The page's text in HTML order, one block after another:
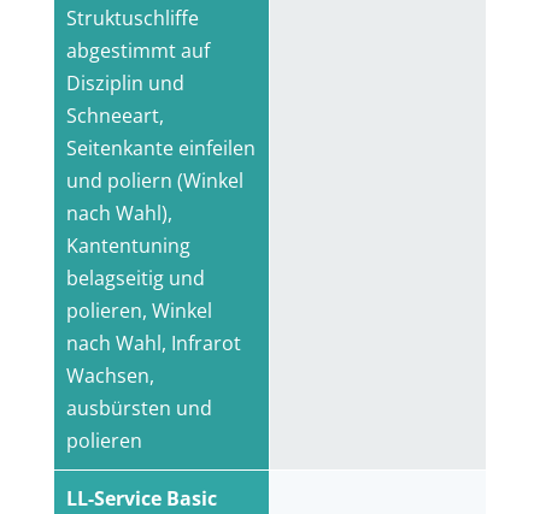
Struktuschliffe
abgestimmt auf
Disziplin und
Schneeart,
Seitenkante einfeilen
und poliern (Winkel
nach Wahl),
Kantentuning
belagseitig und
polieren, Winkel
nach Wahl, Infrarot
Wachsen,
ausbürsten und
polieren
LL-Service Basic